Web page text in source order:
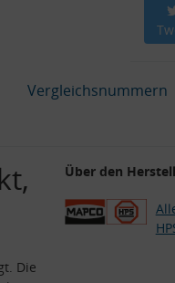
Vergleichsnummern
Die
Über den